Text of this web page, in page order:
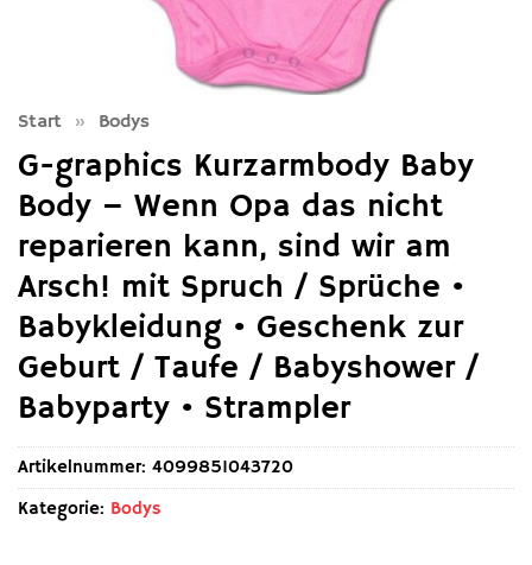
Start » Bodys
G-graphics Kurzarmbody Baby
Body – Wenn Opa das nicht
reparieren kann, sind wir am
Arsch! mit Spruch / Sprüche •
Babykleidung • Geschenk zur
Geburt / Taufe / Babyshower /
Babyparty • Strampler
Artikelnummer: 4099851043720
Kategorie: Bodys